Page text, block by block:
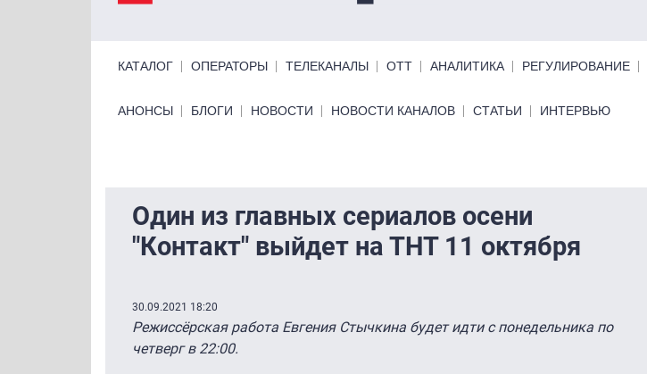
КАТАЛОГ ОПЕРАТОРЫ ТЕЛЕКАНАЛЫ ОТТ АНАЛИТИКА РЕГУЛИРОВАНИЕ
Primary links bottom
АНОНСЫ БЛОГИ НОВОСТИ НОВОСТИ КАНАЛОВ СТАТЬИ ИНТЕРВЬЮ
Один из главных сериалов осени
"Контакт" выйдет на ТНТ 11 октября
30.09.2021 18:20
Режиссёрская работа Евгения Стычкина будет идти с понедельника по
четверг в 22:00.